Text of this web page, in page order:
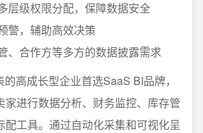
层级权限分配，保障数据安全
警，辅助高效决策
、合作方等多方的数据披露需求
高成长型企业首选SaaS BI品牌，
家进行数据分析、财务监控、库存管
配工具。通过自动化采集和可视化呈